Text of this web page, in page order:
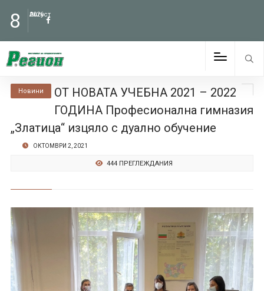
8 Август
2026
Новини
ОТ НОВАТА УЧЕБНА 2021 – 2022
ГОДИНА Професионална гимназия
„Златица“ изцяло с дуално обучение
ОКТОМВРИ 2, 2021
444 ПРЕГЛЕЖДАНИЯ